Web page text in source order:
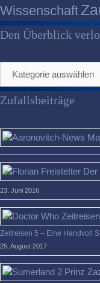
Wissenschaft
Den Überblick
Überblick
verloren?
Zufallsbeiträge
23. Juni 2016
Zeitreisen 5 – Eine Handvoll
25. August 2017